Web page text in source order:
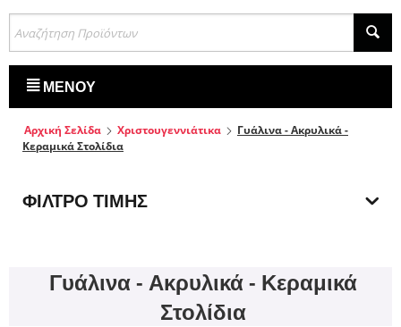
ΜΕΝΟΎ
Αρχική Σελίδα Χριστουγεννιάτικα
Γυάλινα - Ακρυλικά -
Κεραμικά Στολίδια
ΦΊΛΤΡΟ ΤΙΜΉΣ
Γυάλινα - Ακρυλικά - Κεραμικά
Στολίδια